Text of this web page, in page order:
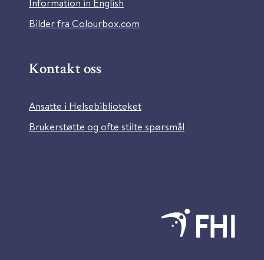
Bilder fra Colourbox.com
Kontakt oss
Ansatte i Helsebiblioteket
Brukerstøtte og ofte stilte spørsmål